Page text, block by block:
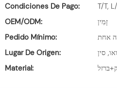
Condiciones De Pago:
OEM/ODM:
זָמִין
Pedido Mínimo:
אחת
Lugar De Origen:
Material: